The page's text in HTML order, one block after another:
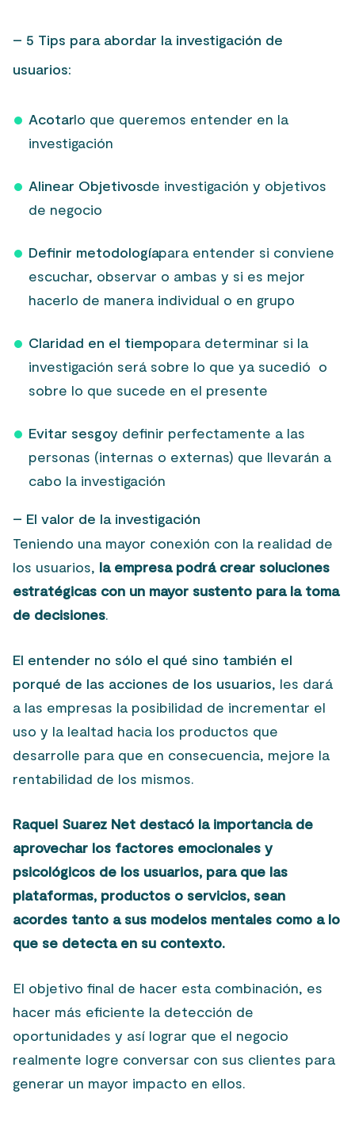
– 5 Tips para abordar la investigación de
usuarios:
Acotarlo que queremos entender en la
investigación
Alinear Objetivosde investigación y objetivos
de negocio
Definir metodologíapara entender si conviene
escuchar, observar o ambas y si es mejor
hacerlo de manera individual o en grupo
Claridad en el tiempopara determinar si la
investigación será sobre lo que ya sucedió o
sobre lo que sucede en el presente
Evitar sesgoy definir perfectamente a las
personas (internas o externas) que llevarán a
cabo la investigación
– El valor de la investigación
Teniendo una mayor conexión con la realidad de
los usuarios, la empresa podrá crear soluciones
estratégicas con un mayor sustento para la toma
de decisiones.
El entender no sólo el qué sino también el
porqué de las acciones de los usuarios, les dará
a las empresas la posibilidad de incrementar el
uso y la lealtad hacia los productos que
desarrolle para que en consecuencia, mejore la
rentabilidad de los mismos.
Raquel Suarez Net destacó la importancia de
aprovechar los factores emocionales y
psicológicos de los usuarios, para que las
plataformas, productos o servicios, sean
acordes tanto a sus modelos mentales como a lo
que se detecta en su contexto.
El objetivo final de hacer esta combinación, es
hacer más eficiente la detección de
oportunidades y así lograr que el negocio
realmente logre conversar con sus clientes para
generar un mayor impacto en ellos.